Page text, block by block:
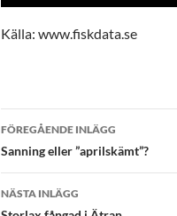
Källa: www.fiskdata.se
Inläggsnavigering
FÖREGÅENDE INLÄGG
Sanning eller ”aprilskämt”?
NÄSTA INLÄGG